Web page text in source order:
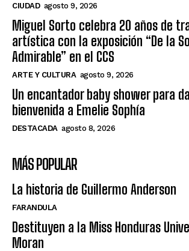
CIUDAD agosto 9, 2026
Miguel Sorto celebra 20 años de
artística con la exposición “De la
Admirable” en el CCS
ARTE Y CULTURA agosto 9, 2026
Un encantador baby shower para
bienvenida a Emelie Sophía
DESTACADA agosto 8, 2026
MÁS POPULAR
La historia de Guillermo Anderson
FARANDULA
Destituyen a la Miss Honduras
Moran